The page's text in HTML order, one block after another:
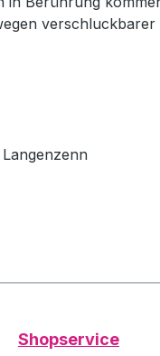
Shopservice